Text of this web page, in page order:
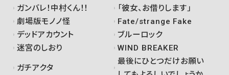
ガンバレ！中村くん！！
「彼女、お借りします」
劇場版モノノ怪
Fate/strange Fake
デッドアカウント
ブルーロック
迷宮のしおり
WIND BREAKER
ガチアクタ
最後にひとつだけお願い